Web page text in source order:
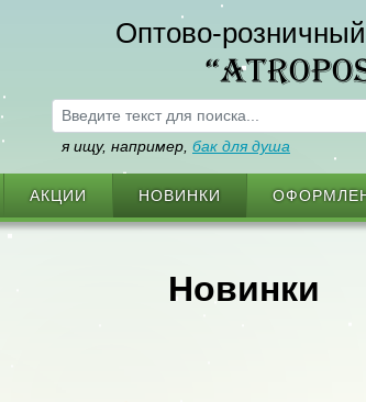
Оптово-
я ищу, например, бак для душа
АКЦИИ НОВИНКИ
Новинки